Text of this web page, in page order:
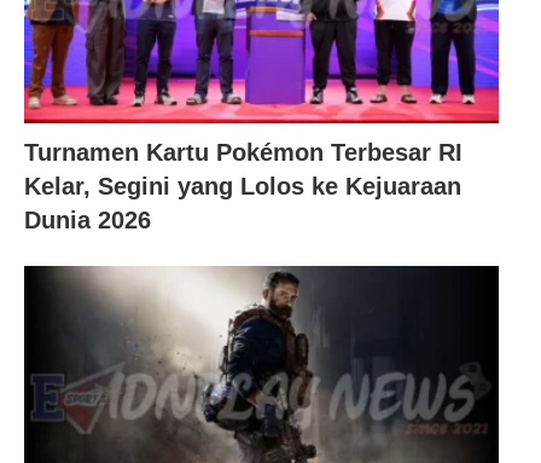
Turnamen Kartu Pokémon Terbesar RI
Kelar, Segini yang Lolos ke Kejuaraan
Dunia 2026